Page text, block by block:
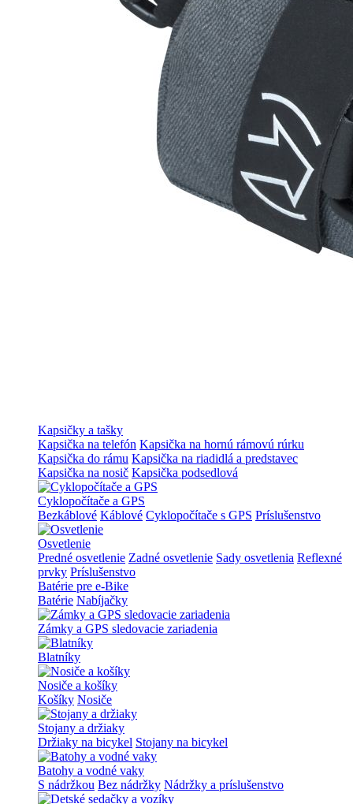
Kapsičky a tašky
Kapsička na telefón Kapsička na hornú rámovú rúrku
Kapsička do rámu Kapsička na riadidlá a predstavec
Kapsička na nosič Kapsička podsedlová
Cyklopočítače a GPS
Bezkáblové Káblové Cyklopočítače s GPS Príslušenstvo
Osvetlenie
Predné osvetlenie Zadné osvetlenie Sady osvetlenia Reflexné
prvky Príslušenstvo
Batérie pre e-Bike
Batérie Nabíjačky
Zámky a GPS sledovacie zariadenia
Blatníky
Nosiče a košíky
Košíky Nosiče
Stojany a držiaky
Držiaky na bicykel Stojany na bicykel
Batohy a vodné vaky
S nádržkou Bez nádržky Nádržky a príslušenstvo